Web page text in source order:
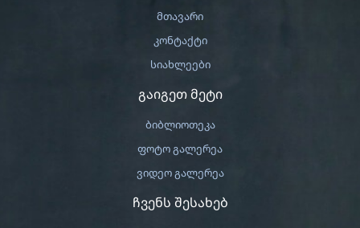
მთავარი
კონტაქტი
სიახლეები
გაიგეთ მეტი
ბიბლიოთეკა
ფოტო გალერეა
ვიდეო გალერეა
ჩვენს შესახებ